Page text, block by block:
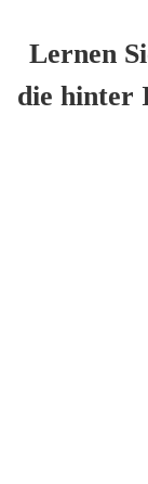
Ler­nen
die hin­ter